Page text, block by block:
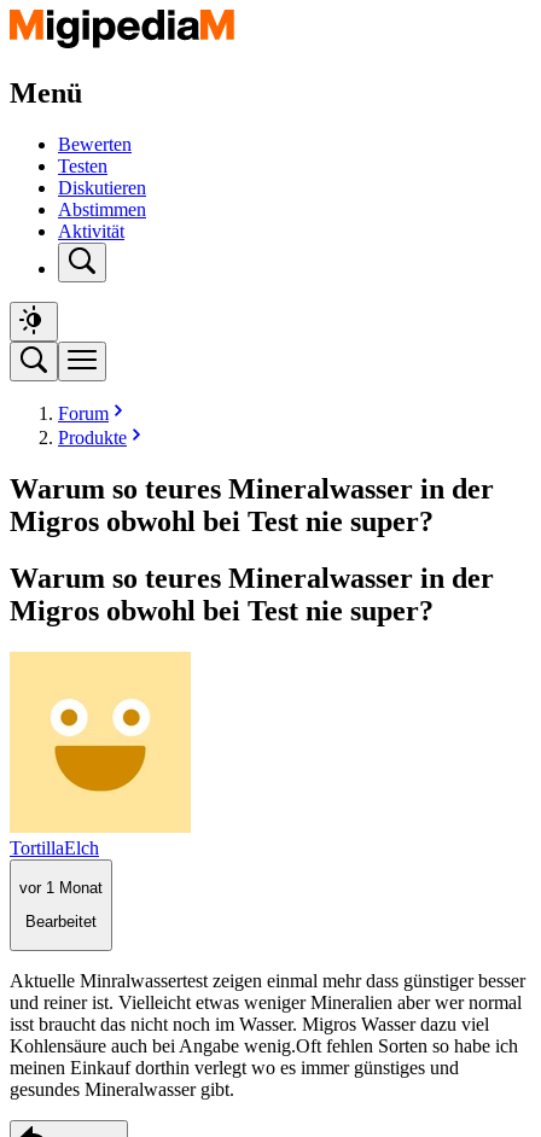
Menü
Bewerten
Testen
Diskutieren
Abstimmen
Aktivität
Forum
Produkte
Warum so teures Mineralwasser in der
Migros obwohl bei Test nie super?
Warum so teures Mineralwasser in der
Migros obwohl bei Test nie super?
TortillaElch
vor 1 Monat
Bearbeitet
Aktuelle Minralwassertest zeigen einmal mehr dass günstiger besser
und reiner ist. Vielleicht etwas weniger Mineralien aber wer normal
isst braucht das nicht noch im Wasser. Migros Wasser dazu viel
Kohlensäure auch bei Angabe wenig.Oft fehlen Sorten so habe ich
meinen Einkauf dorthin verlegt wo es immer günstiges und
gesundes Mineralwasser gibt.